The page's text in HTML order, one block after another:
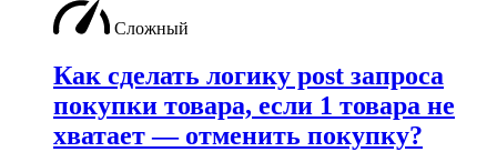
Сложный
Как сделать логику post запроса
покупки товара, если 1 товара не
хватает — отменить покупку?